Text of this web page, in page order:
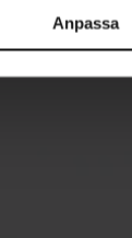
Anpassa